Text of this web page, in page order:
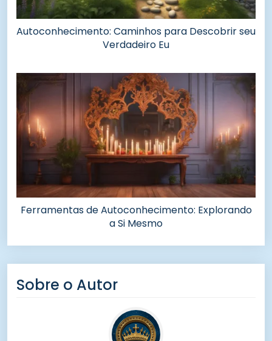
Autoconhecimento: Caminhos para Descobrir seu
Verdadeiro Eu
Ferramentas de Autoconhecimento: Explorando
a Si Mesmo
Sobre o Autor